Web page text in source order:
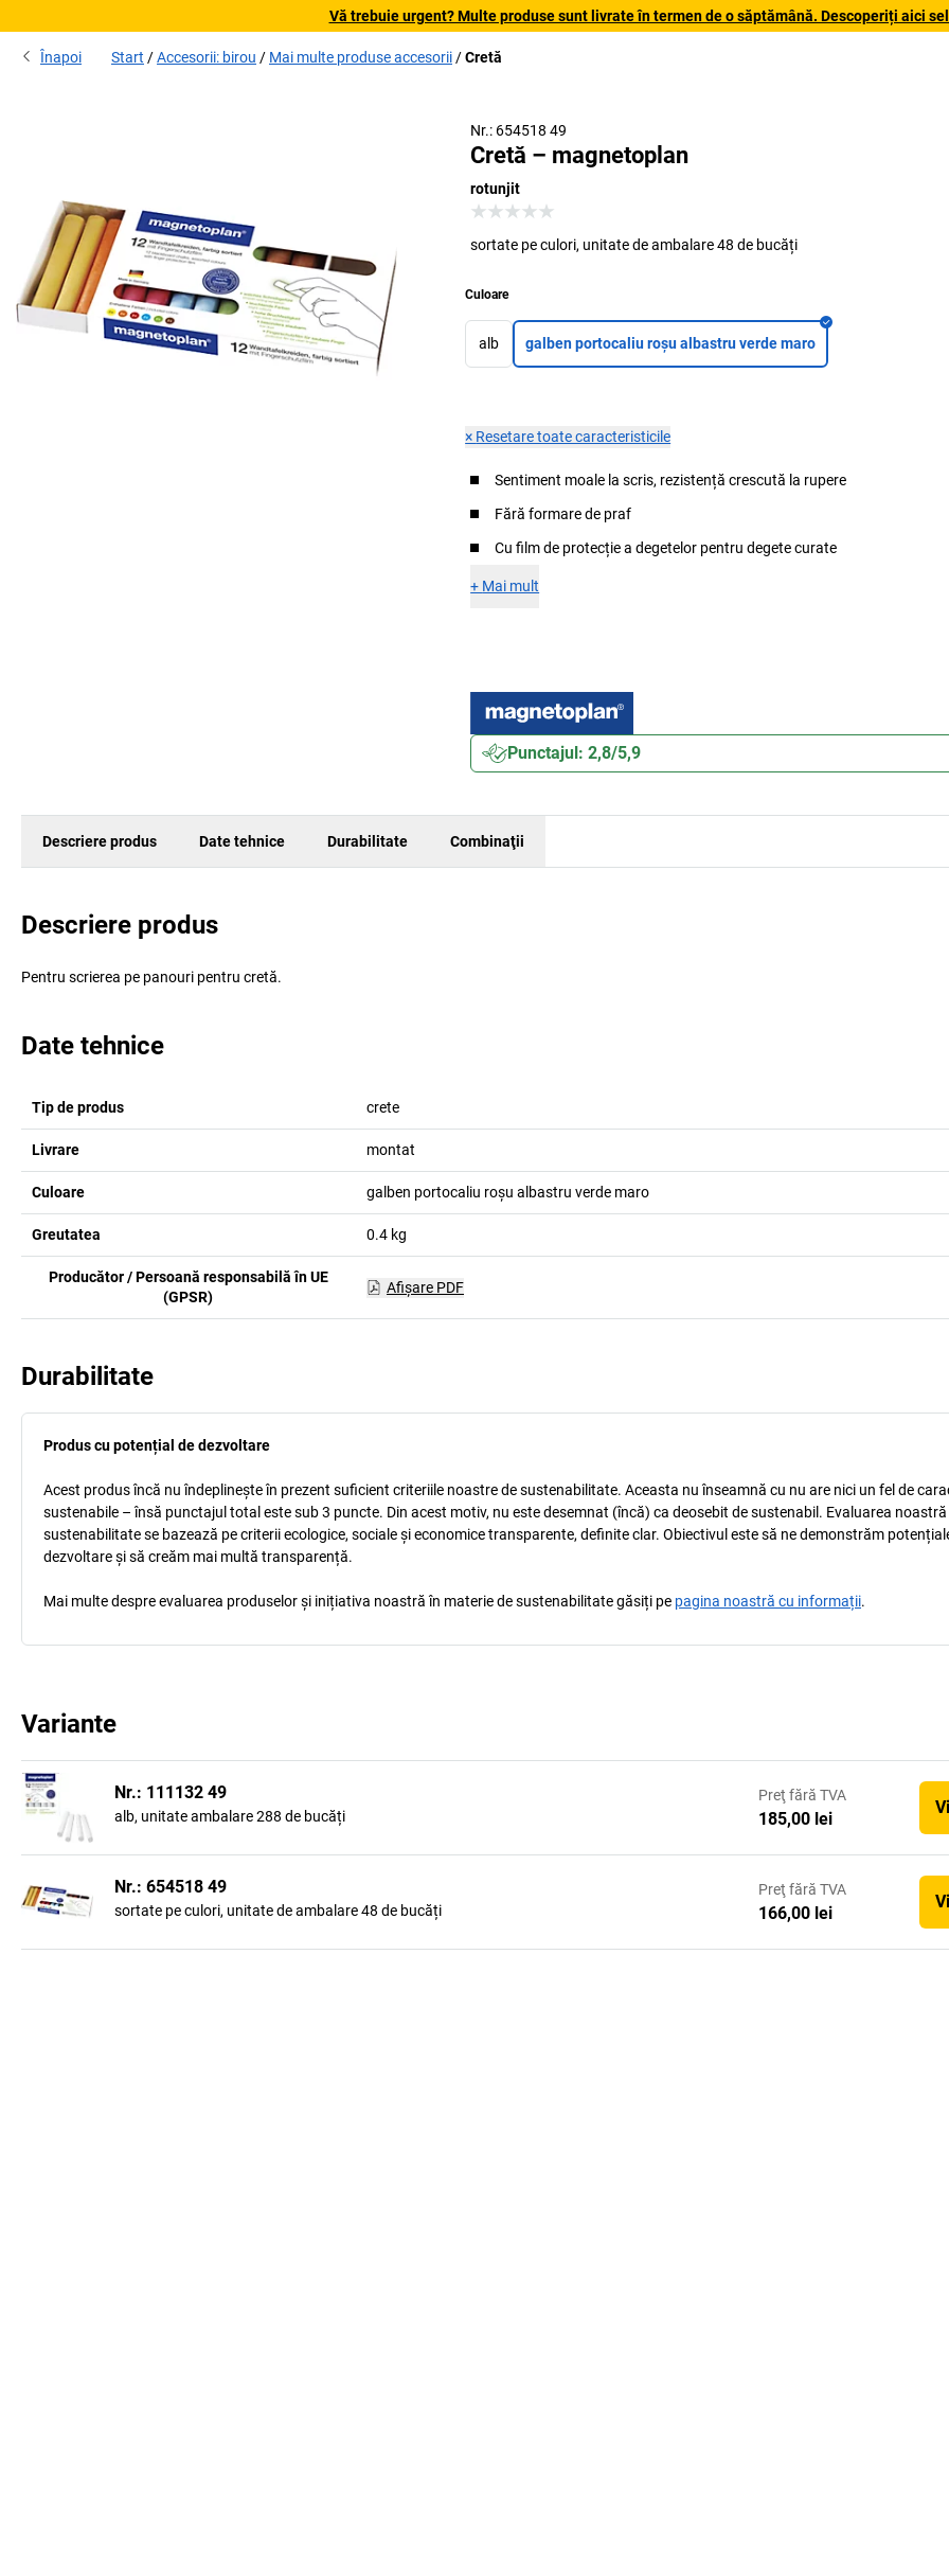
Vă trebuie urgent? Multe produse sunt livrate în termen de o săptămână. Descoperiți aici
Înapoi Start Accesorii: birou Mai multe produse accesorii Cretă
Nr.: 654518 49
Cretă – magnetoplan
rotunjit
sortate pe culori, unitate de ambalare 48 de bucăți
Culoare
alb galben portocaliu roșu albastru verde maro
× Resetare toate caracteristicile
Sentiment moale la scris, rezistență crescută la rupere
Fără formare de praf
Cu film de protecție a degetelor pentru degete curate
+ Mai mult
Punctajul: 2,8/5,9
Descriere produs Date tehnice Durabilitate Combinaţii
Descriere produs
Pentru scrierea pe panouri pentru cretă.
Date tehnice
Tip de produs crete
Livrare montat
Culoare galben portocaliu roșu albastru verde maro
Greutatea 0.4 kg
Producător / Persoană responsabilă în UE
(GPSR)
Afişare PDF
Durabilitate
Produs cu potențial de dezvoltare
Acest produs încă nu îndeplinește în prezent suficient criteriile noastre de sustenabilitate. Aceasta nu înseamnă cu nu are nici un fel de
sustenabile – însă punctajul total este sub 3 puncte. Din acest motiv, nu este desemnat (încă) ca deosebit de sustenabil. Evaluarea noastră
sustenabilitate se bazează pe criterii ecologice, sociale și economice transparente, definite clar. Obiectivul este să ne demonstrăm
dezvoltare și să creăm mai multă transparență.
Mai multe despre evaluarea produselor și inițiativa noastră în materie de sustenabilitate găsiți pe pagina noastră cu informații.
Variante
Nr.: 111132 49
alb, unitate ambalare 288 de bucăți
Preţ fără TVA
185,00 lei
Nr.: 654518 49
sortate pe culori, unitate de ambalare 48 de bucăți
Preţ fără TVA
166,00 lei